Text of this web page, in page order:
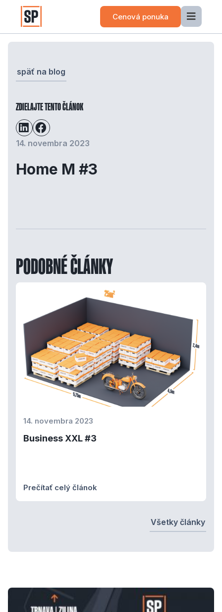
Cenová ponuka
späť na blog
ZDIELAJTE TENTO ČLÁNOK
14. novembra 2023
Home M #3
PODOBNÉ ČLÁNKY
14. novembra 2023
Business XXL #3
Prečítať celý článok
Všetky články